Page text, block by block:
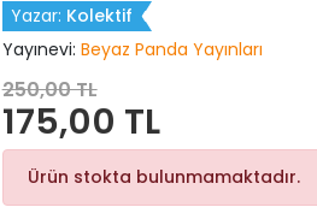
Yazar: Kolektif
Yayınevi: Beyaz Panda Yayınları
250,00 TL
175,00 TL
Ürün stokta bulunmamaktadır.